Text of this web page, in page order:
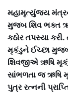
મહામૃત્યુંજય
મુજબ શિવ ભક્ત
કઠોર તપસ્યા
મૃકંડુને ઈચ્છા
શિવજીએ ઋષિ
સાંભળતા જ ઋષિ
પુત્ર રત્નની